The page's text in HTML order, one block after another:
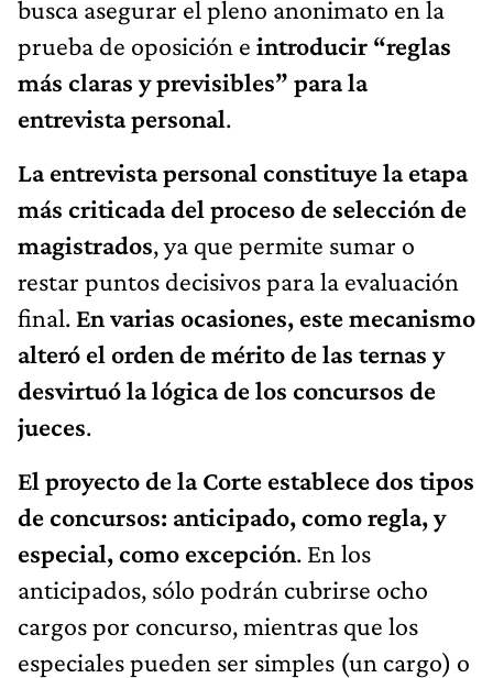
busca asegurar el pleno anonimato en la
prueba de oposición e introducir “reglas
más claras y previsibles” para la
entrevista personal.
La entrevista personal constituye la etapa
más criticada del proceso de selección de
magistrados, ya que permite sumar o
restar puntos decisivos para la evaluación
final. En varias ocasiones, este mecanismo
alteró el orden de mérito de las ternas y
desvirtuó la lógica de los concursos de
jueces.
El proyecto de la Corte establece dos tipos
de concursos: anticipado, como regla, y
especial, como excepción. En los
anticipados, sólo podrán cubrirse ocho
cargos por concurso, mientras que los
especiales pueden ser simples (un cargo) o